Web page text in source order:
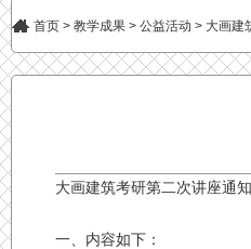
首页 > 教学成果 > 公益活动 > 大画建
大画建筑考研第二次讲座通
一、内容如下：